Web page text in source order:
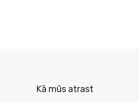
Kā mūs atrast